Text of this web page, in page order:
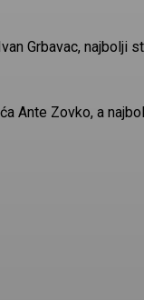
Grbavac, najbolji
Zovko, a